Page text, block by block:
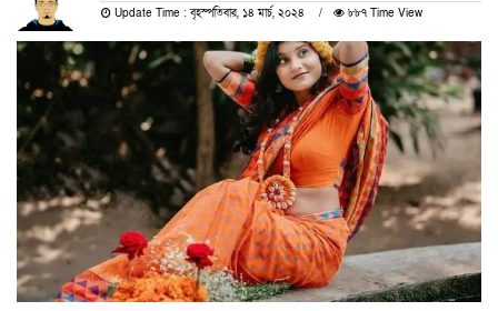
Update Time : বৃহস্পতিবার, ১৪ মার্চ, ২০২৪ ৮৮৭ Time View